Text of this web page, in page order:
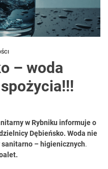
– woda
w Rybniku informuje o
Dębieńsko. Woda nie
sanitarno – higienicznych.